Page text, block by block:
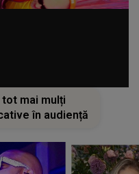
mai mulți
în audiență